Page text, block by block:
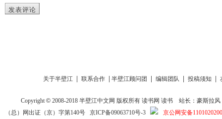
发表评论
关于半壁江 联系合作 半壁江顾问团 编辑团队 投稿须知
Copyright © 2008-2018半壁江中文网 版权所有读书网 读书
站长：豪斯拉风
（总）网出证（京）字第140号 京ICP备09063710号-3
京公网安备